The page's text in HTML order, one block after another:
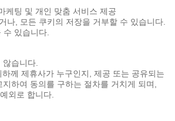
케팅 및 개인 맞춤 서비스 제공
나, 모든 쿠키의 저장을 거부할 수 있습니다.
있습니다.
습니다.
께 제휴사가 누구인지, 제공 또는 공유되는
하여 동의를 구하는 절차를 거치게 되며,
외로 합니다.